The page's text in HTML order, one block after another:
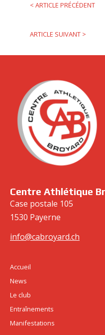
< ARTICLE PRÉCÉDENT
ARTICLE SUIVANT >
Centre Athlétique
Case postale 105
1530 Payerne
info@cabroyard.ch
Accueil
News
Le club
Entraînements
Manifestations